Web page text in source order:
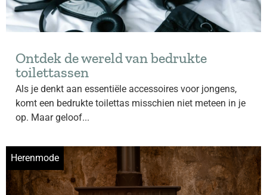
Ontdek de wereld van bedrukte
toilettassen
Als je denkt aan essentiële accessoires voor jongens,
komt een bedrukte toilettas misschien niet meteen in je
op. Maar geloof...
Herenmode